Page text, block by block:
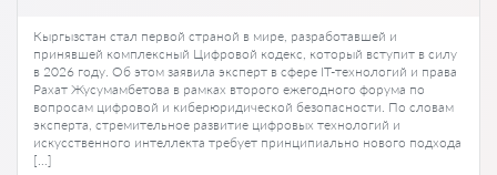
Кыргызстан стал первой страной в мире, разработавшей и
принявшей комплексный Цифровой кодекс, который вступит в силу
в 2026 году. Об этом заявила эксперт в сфере IT-технологий и права
Рахат Жусумамбетова в рамках второго ежегодного форума по
вопросам цифровой и киберюридической безопасности. По словам
эксперта, стремительное развитие цифровых технологий и
искусственного интеллекта требует принципиально нового подхода
[…]